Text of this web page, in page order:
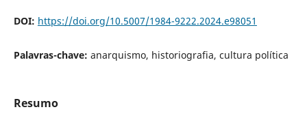
DOI: https://doi.org/10.5007/1984-9222.2024.e98051
Palavras-chave: anarquismo, historiografia, cultura política
Resumo